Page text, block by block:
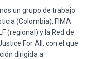
un grupo de trabajo
(Colombia), FIMA
(regional) y la Red de
For All, con el que
dirigida a